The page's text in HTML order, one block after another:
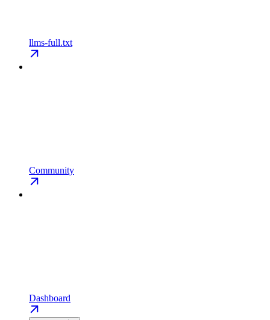
llms-full.txt
Community
Dashboard